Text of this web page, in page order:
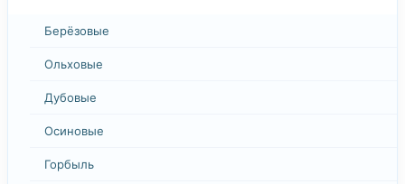
Берёзовые
Ольховые
Дубовые
Осиновые
Горбыль